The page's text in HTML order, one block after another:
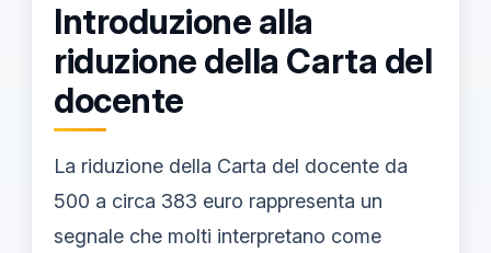
Introduzione alla
riduzione della Carta del
docente
La riduzione della Carta del docente da
500 a circa 383 euro rappresenta un
segnale che molti interpretano come